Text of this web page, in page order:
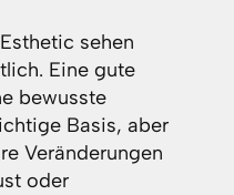
sehen
Eine gute
bewusste
Basis, aber
Veränderungen
oder